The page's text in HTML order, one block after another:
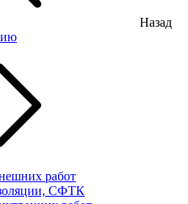
Назад
работ
СФТК